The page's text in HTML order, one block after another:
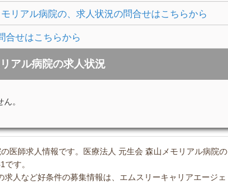
リアル病院の、求人状況の問合せはこちらから
合せはこちらから
アル病院の求人状況
。
医師求人情報です。医療法人 元生会 森山メモリアル病院の
す。
人など好条件の募集情報は、エムスリーキャリアエージェ